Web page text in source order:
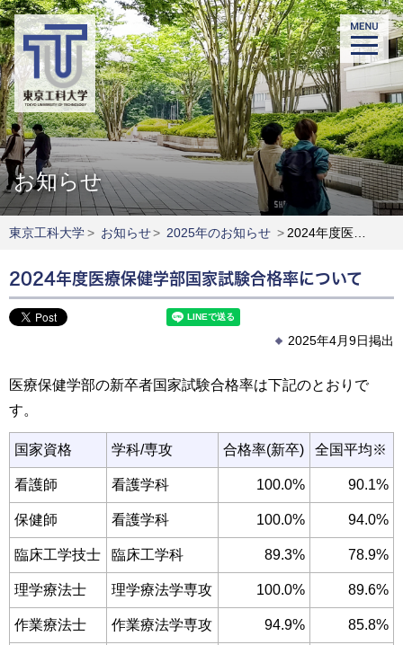
お知らせ
東京工科大学> お知らせ> 2025年のお知らせ > 2024年度医療保健学部国家試験合格率について
2024年度医療保健学部国家試験合格率について
2025年4月9日掲出
医療保健学部の新卒者国家試験合格率は下記のとおりで
す。
国家資格 学科/専攻 合格率(新卒) 全国平均※
看護師 看護学科 100.0% 90.1%
保健師 看護学科 100.0% 94.0%
臨床工学技士 臨床工学科 89.3% 78.9%
理学療法士 理学療法学専攻 100.0% 89.6%
作業療法士 作業療法学専攻 94.9% 85.8%